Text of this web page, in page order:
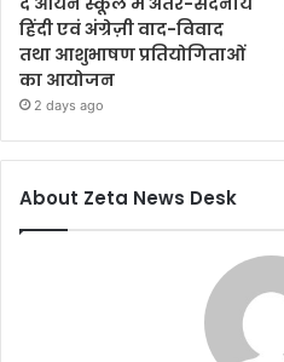
हिंदी एवं अंग्रेज़ी वाद-विवाद
तथा आशुभाषण प्रतियोगिताओं
का आयोजन
2 days ago
About Zeta News Desk